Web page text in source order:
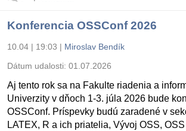
Konferencia OSSConf 2026
10.04 | 19:03 | Miroslav Bendík
Dátum udalosti: 01.07.2026
Aj tento rok sa na Fakulte riadenia a
Univerzity v dňoch 1-3. júla 2026 bude
OSSConf. Príspevky budú zaradené v
LATEX, R a ich priatelia, Vývoj OSS,